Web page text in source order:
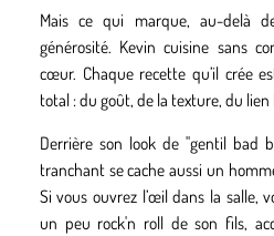
Mais ce qui marque, au-delà
générosité. Kevin cuisine sans
cœur. Chaque recette qu’il crée
total : du goût, de la texture, du
Derrière son look de "gentil bad
tranchant se cache aussi un
Si vous ouvrez l’œil dans la salle,
un peu rock'n roll de son fils,